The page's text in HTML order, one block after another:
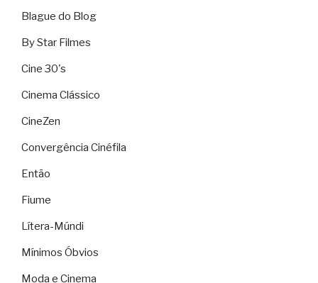
Blague do Blog
By Star Filmes
Cine 30's
Cinema Clássico
CineZen
Convergência Cinéfila
Então
Fiume
Lítera-Múndi
Mínimos Óbvios
Moda e Cinema